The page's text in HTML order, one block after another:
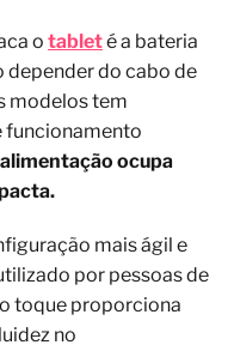
o tableté a bateria
depender do cabo de
modelos tem
funcionamento
ocupa
mais ágil e
por pessoas de
toque proporciona
no